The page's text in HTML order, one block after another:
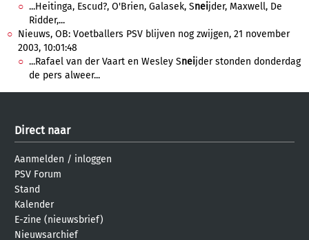
...Heitinga, Escud?, O'Brien, Galasek, Sneijder, Maxwell, De
Ridder,...
Nieuws, OB: Voetballers PSV blijven nog zwijgen, 21 november
2003, 10:01:48
...Rafael van der Vaart en Wesley Sneijder stonden donderdag
de pers alweer...
Direct naar
Aanmelden / inloggen
PSV Forum
Stand
Kalender
E-zine (nieuwsbrief)
Nieuwsarchief